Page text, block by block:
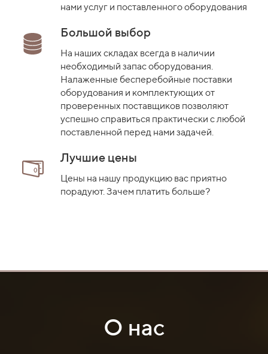
нами услуг и поставленного оборудования
Большой выбор
На наших складах всегда в наличии
необходимый запас оборудования.
Налаженные бесперебойные поставки
оборудования и комплектующих от
проверенных поставщиков позволяют
успешно справиться практически с любой
поставленной перед нами задачей.
Лучшие цены
Цены на нашу продукцию вас приятно
порадуют. Зачем платить больше?
О нас